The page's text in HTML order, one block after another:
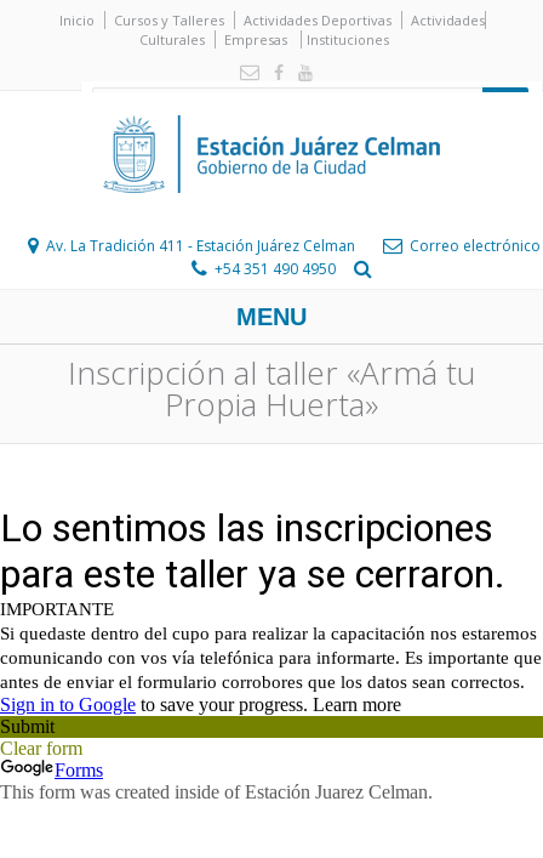
Inicio Cursos y Talleres Actividades Deportivas
Actividades
Culturales
Empresas Instituciones
Av. La Tradición 411 - Estación Juárez Celman
Correo electrónico
+54 351 490 4950
MENU
Inscripción al taller «Armá tu
Propia Huerta»